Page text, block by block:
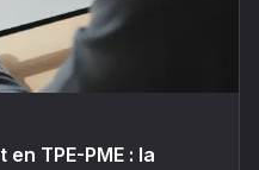
TPE-PME : la